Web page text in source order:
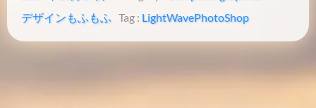
デザインもふもふ Tag : LightWavePhotoShop